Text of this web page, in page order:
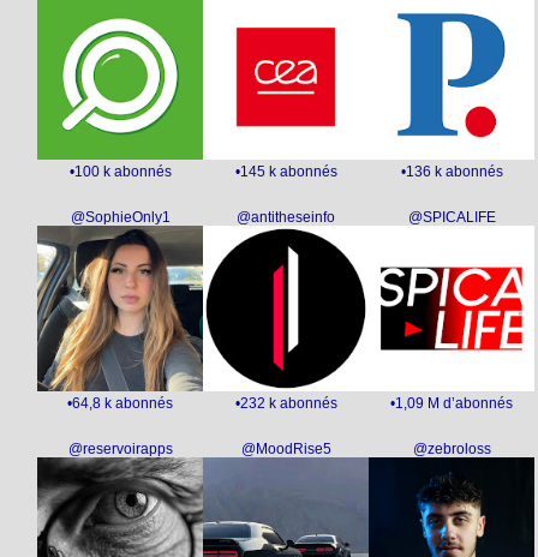
•136 k abonnés
•145 k abonnés
•100 k abonnés
@SPICALIFE
•1,09 M d’abonnés
@antitheseinfo
•232 k abonnés
@SophieOnly1
•64,8 k abonnés
@zebroloss
@MoodRise5
@reservoirapps